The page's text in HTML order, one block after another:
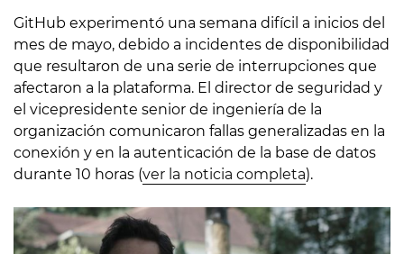
GitHub experimentó una semana difícil a inicios del
mes de mayo, debido a incidentes de disponibilidad
que resultaron de una serie de interrupciones que
afectaron a la plataforma. El director de seguridad y
el vicepresidente senior de ingeniería de la
organización comunicaron fallas generalizadas en la
conexión y en la autenticación de la base de datos
durante 10 horas (ver la noticia completa).